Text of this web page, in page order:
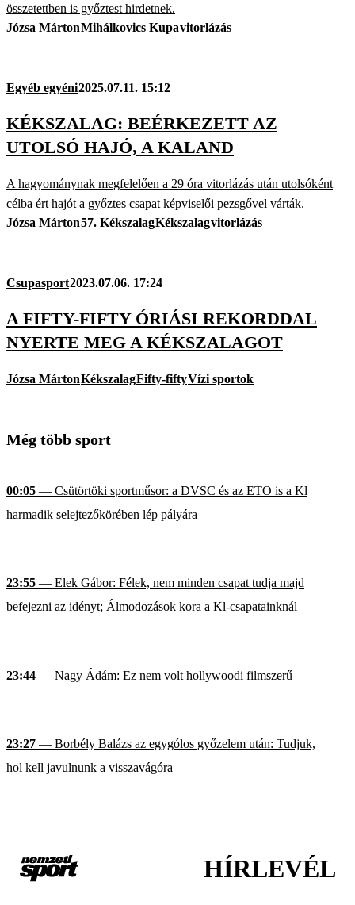
összetettben is győztest hirdetnek.
Józsa MártonMihálkovics Kupavitorlázás
Egyéb egyéni2025.07.11. 15:12
KÉKSZALAG: BEÉRKEZETT AZ
UTOLSÓ HAJÓ, A KALAND
A hagyománynak megfelelően a 29 óra vitorlázás után utolsóként
célba ért hajót a győztes csapat képviselői pezsgővel várták.
Józsa Márton57. KékszalagKékszalagvitorlázás
Csupasport2023.07.06. 17:24
A FIFTY-FIFTY ÓRIÁSI REKORDDAL
NYERTE MEG A KÉKSZALAGOT
Józsa MártonKékszalagFifty-fiftyVízi sportok
Még több sport
00:05 — Csütörtöki sportműsor: a DVSC és az ETO is a Kl
harmadik selejtezőkörében lép pályára
23:55 — Elek Gábor: Félek, nem minden csapat tudja majd
befejezni az idényt; Álmodozások kora a Kl-csapatainknál
23:44 — Nagy Ádám: Ez nem volt hollywoodi filmszerű
23:27 — Borbély Balázs az egygólos győzelem után: Tudjuk,
hol kell javulnunk a visszavágóra
HÍRLEVÉL